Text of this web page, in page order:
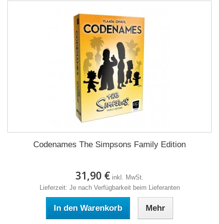
Codenames The Simpsons Family Edition
31,90 € inkl. MwSt.
Lieferzeit: Je nach Verfügbarkeit beim Lieferanten
In den Warenkorb Mehr